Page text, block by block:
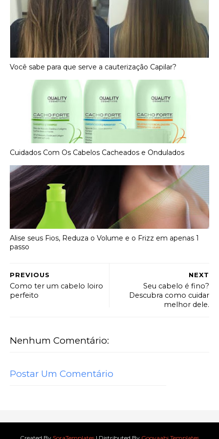
Você sabe para que serve a cauterização Capilar?
Cuidados Com Os Cabelos Cacheados e Ondulados
Alise seus Fios, Reduza o Volume e o Frizz em apenas 1
passo
NEXT
Seu cabelo é fino?
Descubra como cuidar
melhor dele.
PREVIOUS
Como ter um cabelo loiro
perfeito
Nenhum Comentário:
Postar Um Comentário